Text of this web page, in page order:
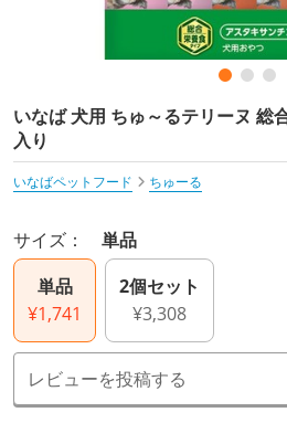
いなば 犬用 ちゅ～るテリーヌ 総
入り
いなばペットフード
ちゅーる
サイズ： 単品
単品
¥1,741
2個セット
¥3,308
レビューを投稿する